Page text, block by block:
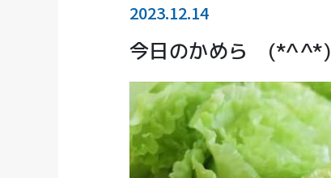
2023.12.14
今日のかめら (*^^*)